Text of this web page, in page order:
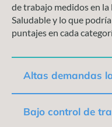
de trabajo medidos en la
Saludable y lo que
puntajes en cada
Altas demandas
Bajo control de